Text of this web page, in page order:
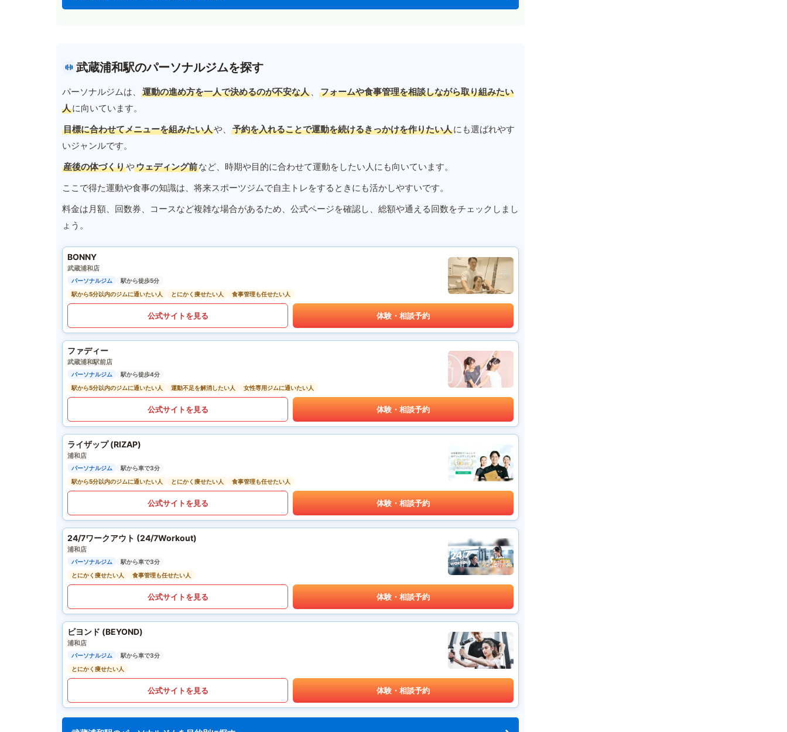
武蔵浦和駅のパーソナルジムを探す
パーソナルジムは、 運動の進め方を一人で決めるのが不安な人 、
フォームや食事管理を相談しながら取り組みたい
人に向いています。
目標に合わせてメニューを組みたい人や、 予約を入れることで運動を続けるきっかけを作りたい人にも選ばれやす
いジャンルです。
産後の体づくりやウェディング前など、時期や目的に合わせて運動をしたい人にも向いています。
ここで得た運動や食事の知識は、将来スポーツジムで自主トレをするときにも活かしやすいです。
料金は月額、回数券、コースなど複雑な場合があるため、公式ページを確認し、総額や通える回数をチェックしまし
ょう。
BONNY
武蔵浦和店
パーソナルジム
駅から徒歩5分
駅から5分以内のジムに通いたい人
とにかく痩せたい人 食事管理も任せたい人
公式サイトを見る 体験・相談予約
ファディー
武蔵浦和駅前店
パーソナルジム
駅から徒歩4分
駅から5分以内のジムに通いたい人
運動不足を解消したい人 女性専用ジムに通いたい人
公式サイトを見る 体験・相談予約
ライザップ (RIZAP)
浦和店
パーソナルジム
駅から車で3分
駅から5分以内のジムに通いたい人
とにかく痩せたい人 食事管理も任せたい人
公式サイトを見る 体験・相談予約
24/7ワークアウト (24/7Workout)
浦和店
パーソナルジム
駅から車で3分
とにかく痩せたい人
食事管理も任せたい人
公式サイトを見る 体験・相談予約
ビヨンド (BEYOND)
浦和店
パーソナルジム
駅から車で3分
とにかく痩せたい人
公式サイトを見る 体験・相談予約